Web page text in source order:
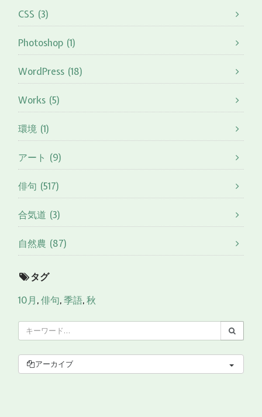
CSS (3)
Photoshop (1)
WordPress (18)
Works (5)
環境 (1)
アート (9)
俳句 (517)
合気道 (3)
自然農 (87)
タグ
10月,俳句,季語,秋
アーカイブ